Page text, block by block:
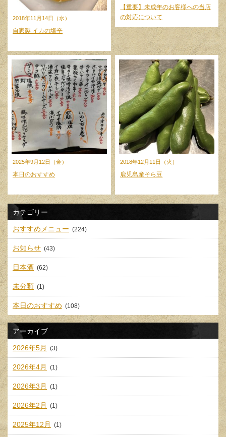
2018年11月14日（水）
自家製 イカの塩辛
【重要】未成年のお客様への当店
の対応について
2025年9月12日（金）
本日のおすすめ
2018年12月11日（火）
鹿児島産そら豆
カテゴリー
おすすめメニュー (224)
お知らせ (43)
日本酒 (62)
未分類 (1)
本日のおすすめ (108)
アーカイブ
2026年5月 (3)
2026年4月 (1)
2026年3月 (1)
2026年2月 (1)
2025年12月 (1)